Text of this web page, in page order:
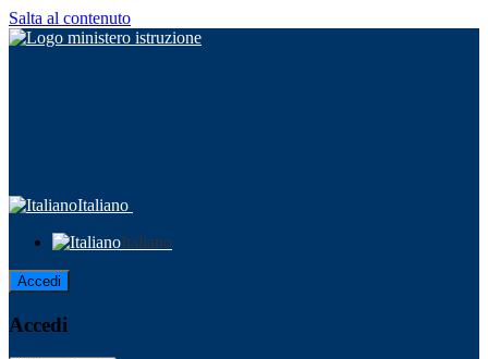
Salta al contenuto
Italiano
Italiano
Accedi
Accedi